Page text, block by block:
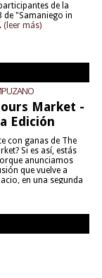
de la
de "Samaniego in
(leer más)
Market -
Edición
con ganas de The
Si es así, estás
anunciamos
que vuelve a
en una segunda